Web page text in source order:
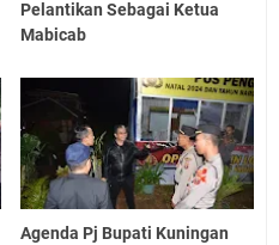
Pelantikan Sebagai Ketua
Mabicab
Agenda Pj Bupati Kuningan